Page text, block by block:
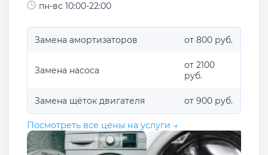
пн-вс 10:00-22:00
Замена амортизаторов от 800 руб.
Замена насоса
от 2100
руб.
Замена щёток двигателя от 900 руб.
Посмотреть все цены на услуги →